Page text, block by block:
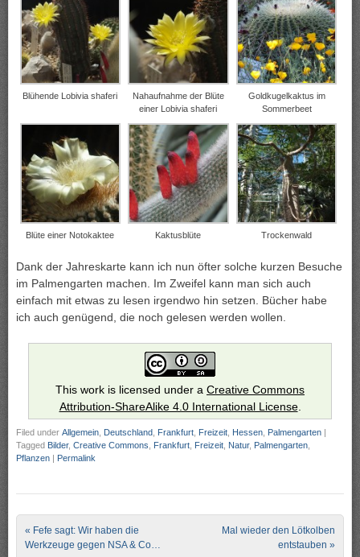
Blühende Lobivia shaferi
Nahaufnahme der Blüte
einer Lobivia shaferi
Goldkugelkaktus im
Sommerbeet
Blüte einer Notokaktee Kaktusblüte Trockenwald
Dank der Jahreskarte kann ich nun öfter solche kurzen Besuche
im Palmengarten machen. Im Zweifel kann man sich auch
einfach mit etwas zu lesen irgendwo hin setzen. Bücher habe
ich auch genügend, die noch gelesen werden wollen.
This work is licensed under a Creative Commons
Attribution-ShareAlike 4.0 International License.
Filed under Allgemein Deutschland Frankfurt Freizeit Hessen Palmengarten
Tagged Bilder, Creative Commons Frankfurt Freizeit Natur, Palmengarten
Pflanzen
Permalink
Post navigation
« Fefe sagt: Wir haben die
Werkzeuge gegen NSA & Co…
Mal wieder den Lötkolben
entstauben »